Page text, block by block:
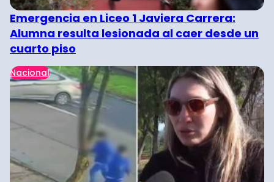
Emergencia en Liceo 1 Javiera Carrera:
Alumna resulta lesionada al caer desde un
cuarto piso
Nacional